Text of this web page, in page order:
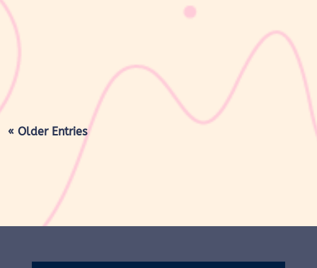
yang dimulai sejak bayi lahir hingga organ reproduksi kembali
seperti sebelum hamil. Selama masa ini, tubuh Moms akan
mengalami berbagai perubahan, mulai dari rahim yang berangsur
« Older Entries